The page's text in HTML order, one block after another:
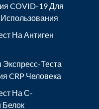
COVID-19 Для
На Антиген
Экспресс-Теста
CRP Человека
На С-
Белок